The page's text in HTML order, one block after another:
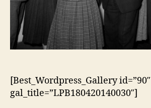
[Best_Wordpress_Gallery id=”90″
gal_title=”LPB180420140030″]